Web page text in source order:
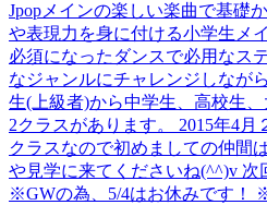
Jpopメインの楽しい楽曲で基礎
や表現力を身に付ける小学生メ
必須になったダンスで必用なス
なジャンルにチャレンジしなが
生(上級者)から中学生、高校生
2クラスがあります。 2015年4
クラスなので初めましての仲間
や見学に来てくださいね(^^)v 次
※GWの為、5/4はお休みです！